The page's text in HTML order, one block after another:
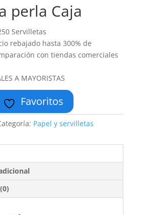
perla Caja
Servilletas
rebajado hasta 300% de
con tiendas comerciales
A MAYORISTAS
Favoritos
Papel y servilletas